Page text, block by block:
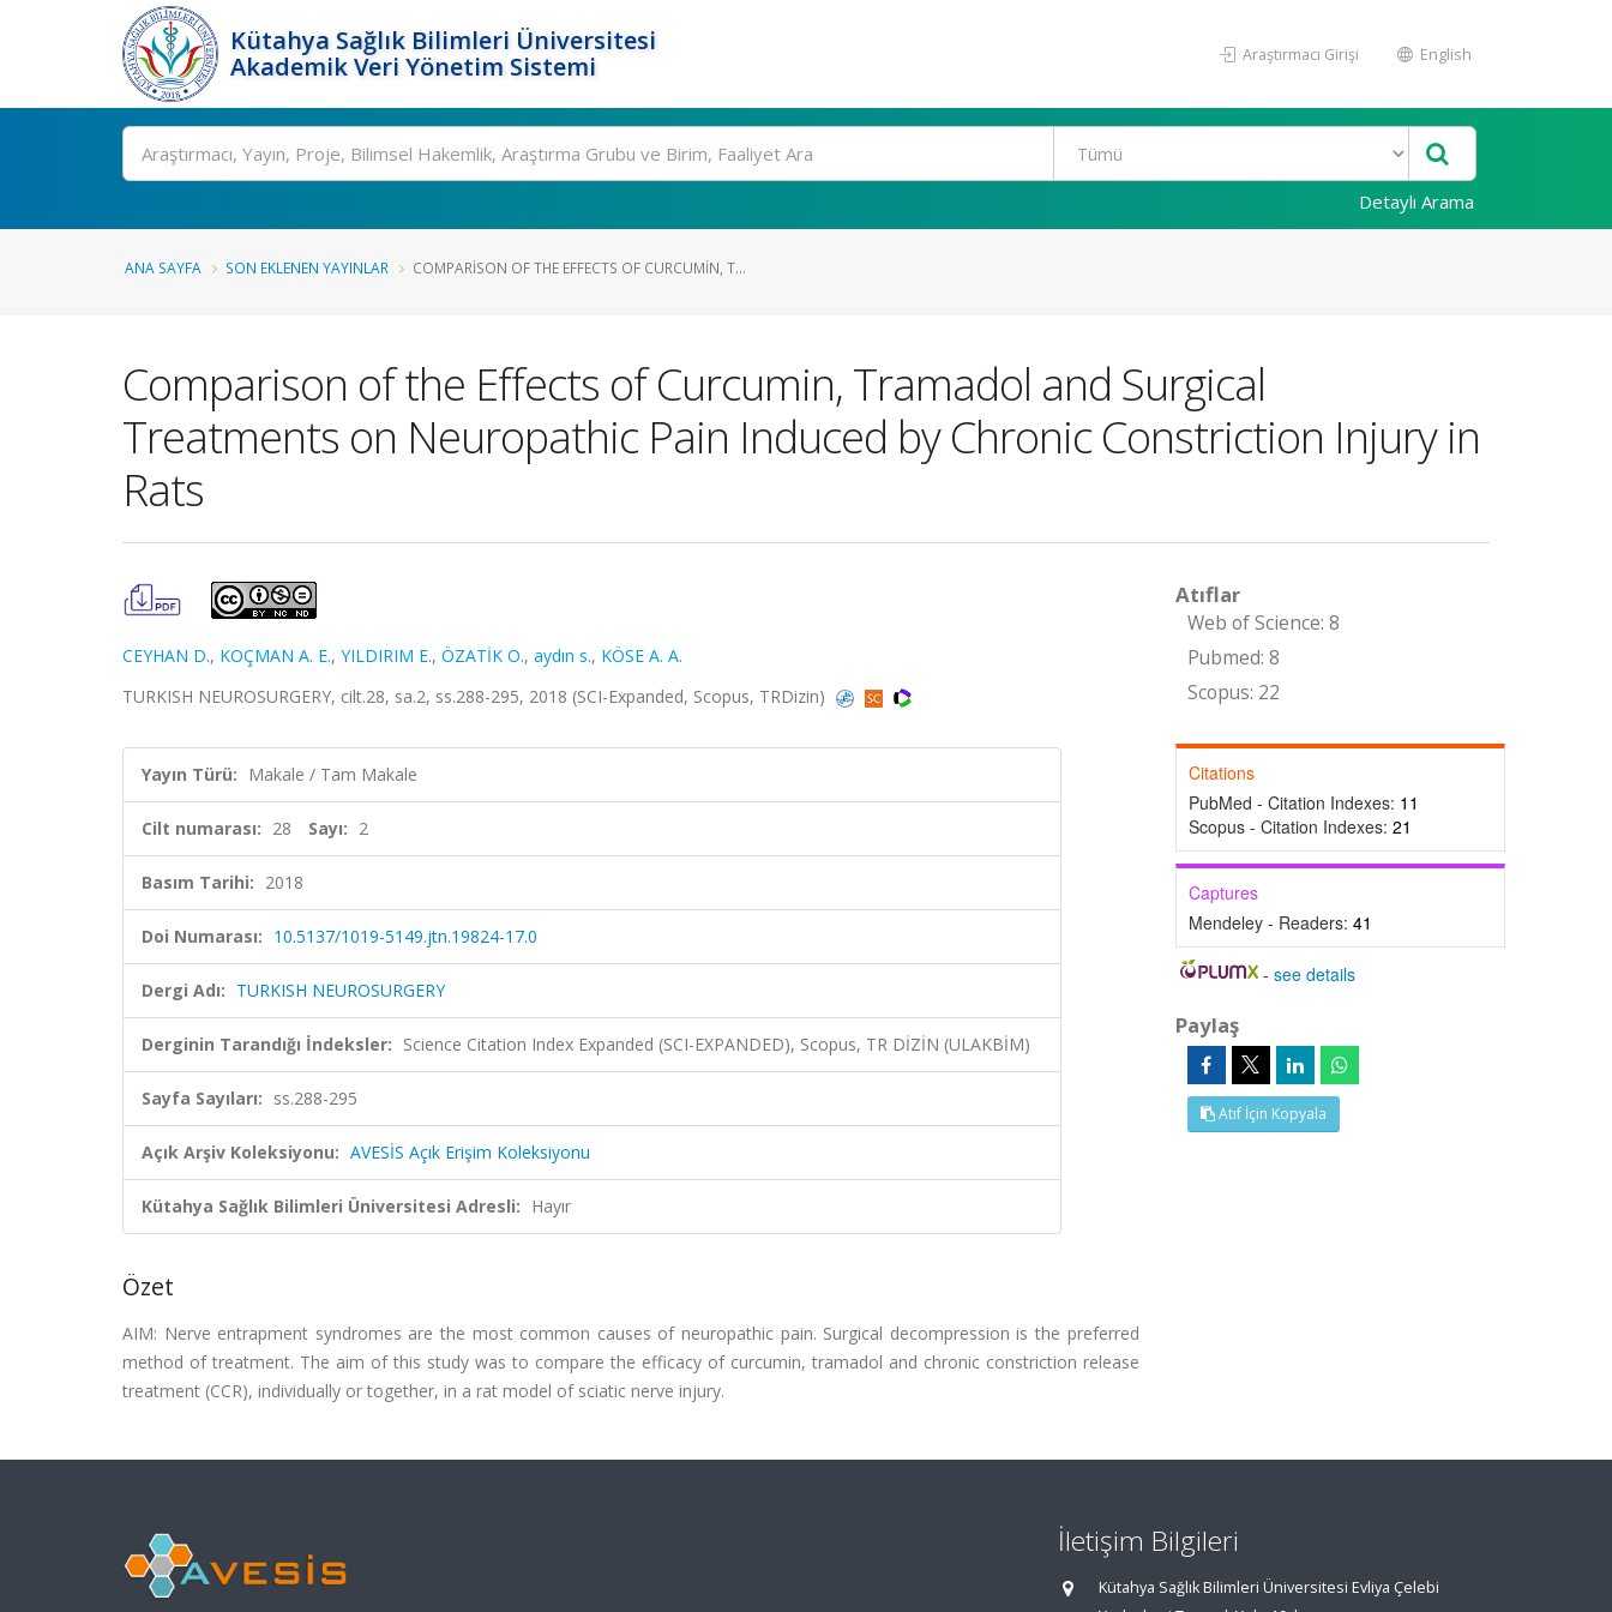
Kütahya Sağlık Bilimleri Üniversitesi
Akademik Veri Yönetim Sistemi
Araştırmacı Girişi English
Ara
Detaylı Arama
ANA SAYFA SON EKLENEN YAYINLAR COMPARISON OF THE EFFECTS OF CURCUMIN, T...
Comparison of the Effects of Curcumin, Tramadol and Surgical
Treatments on Neuropathic Pain Induced by Chronic Constriction Injury in
Rats
CEYHAN D., KOÇMAN A. E., YILDIRIM E., ÖZATİK O., aydın s., KÖSE A. A.
TURKISH NEUROSURGERY, cilt.28, sa.2, ss.288-295, 2018 (SCI-Expanded, Scopus, TRDizin)
Yayın Türü: Makale / Tam Makale
Cilt numarası: 28 Sayı: 2
Basım Tarihi: 2018
Doi Numarası: 10.5137/1019-5149.jtn.19824-17.0
Dergi Adı: TURKISH NEUROSURGERY
Derginin Tarandığı İndeksler: Science Citation Index Expanded (SCI-EXPANDED), Scopus, TR DİZİN (ULAKBİM)
Sayfa Sayıları: ss.288-295
Açık Arşiv Koleksiyonu: AVESİS Açık Erişim Koleksiyonu
Kütahya Sağlık Bilimleri Üniversitesi Adresli: Hayır
Özet
AIM: Nerve entrapment syndromes are the most common causes of neuropathic pain. Surgical decompression is the preferred
method of treatment. The aim of this study was to compare the efficacy of curcumin, tramadol and chronic constriction release
treatment (CCR), individually or together, in a rat model of sciatic nerve injury.
Atıflar
Web of Science: 8
Pubmed: 8
Scopus: 22
Citations
PubMed - Citation Indexes: 11
Scopus - Citation Indexes: 21
Captures
Mendeley - Readers: 41
-see details
Paylaş
Atıf İçin Kopyala
İletişim Bilgileri
Kütahya Sağlık Bilimleri Üniversitesi Evliya Çelebi